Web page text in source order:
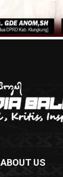
ABOUT US